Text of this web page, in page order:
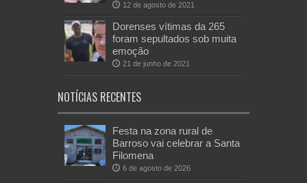
12 de agosto de 2021
Dorenses vítimas da 265
foram sepultados sob muita
emoção
21 de junho de 2021
NOTÍCIAS RECENTES
Festa na zona rural de
Barroso vai celebrar a Santa
Filomena
6 de agosto de 2026